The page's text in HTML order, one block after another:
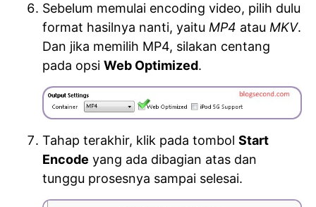
Sebelum memulai encoding video, pilih dulu
format hasilnya nanti, yaitu MP4 atau MKV.
Dan jika memilih MP4, silakan centang
pada opsi Web Optimized.
Tahap terakhir, klik pada tombol Start
Encode yang ada dibagian atas dan
tunggu prosesnya sampai selesai.